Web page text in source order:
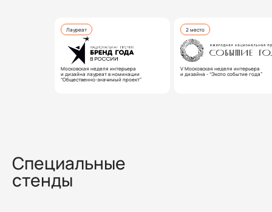
Лауреат
Московская неделя интерьера
и дизайна лауреат в номинации
“Общественно-значимый проект”
2 место
V Московская неделя интерьера
и дизайна - “Экспо событие года”
Специальные
стенды